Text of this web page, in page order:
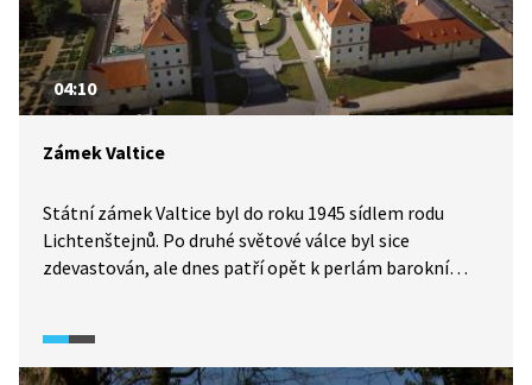
04:10
Zámek Valtice
Státní zámek Valtice byl do roku 1945 sídlem rodu
Lichtenštejnů. Po druhé světové válce byl sice
zdevastován, ale dnes patří opět k perlám barokní
původního barokního divadla.